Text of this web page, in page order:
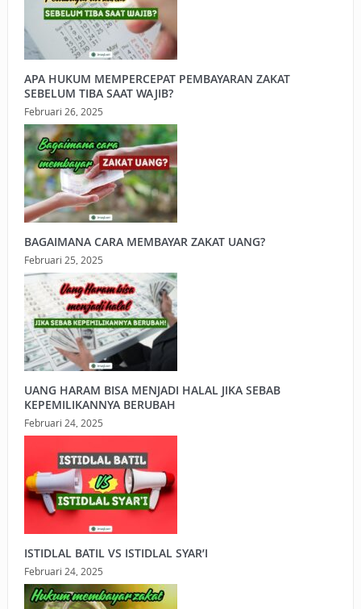
APA HUKUM MEMPERCEPAT PEMBAYARAN ZAKAT
SEBELUM TIBA SAAT WAJIB?
Februari 26, 2025
BAGAIMANA CARA MEMBAYAR ZAKAT UANG?
Februari 25, 2025
UANG HARAM BISA MENJADI HALAL JIKA SEBAB
KEPEMILIKANNYA BERUBAH
Februari 24, 2025
ISTIDLAL BATIL VS ISTIDLAL SYAR’I
Februari 24, 2025